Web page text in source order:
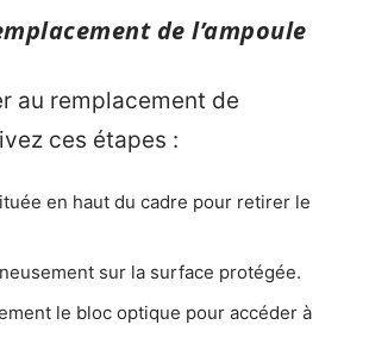
de l’ampoule
au remplacement de
ces étapes :
en haut du cadre pour retirer le
sur la surface protégée.
le bloc optique pour accéder à